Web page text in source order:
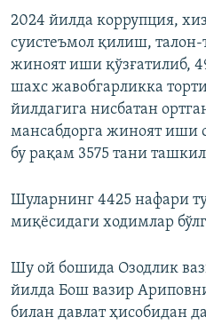
2024 йилда коррупция,
суистеъмол қилиш, талон-
жиноят иши қўзғатилиб,
шахс жавобгарликка
йилдагига нисбатан
мансабдорга жиноят иши
бу рақам 3575 тани
Шуларнинг 4425 нафари
миқёсидаги ходимлар
Шу ой бошида Озодлик
йилда Бош вазир
билан давлат ҳисобидан